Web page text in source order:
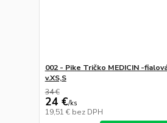
002 - Pike Tričko MEDICIN -
v.XS,S
34 €
24 €/ks
19,51 € bez DPH